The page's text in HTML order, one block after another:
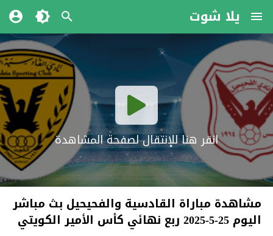
يلا شوت
انقر هنا للإنتقال لصفحة المشاهدة
مشاهدة مباراة القادسية والفحيحيل بث مباشر
اليوم 25-5-2025 ربع نهائي كأس الأمير الكويتي